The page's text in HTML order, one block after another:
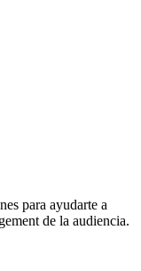
para ayudarte a
de la audiencia.